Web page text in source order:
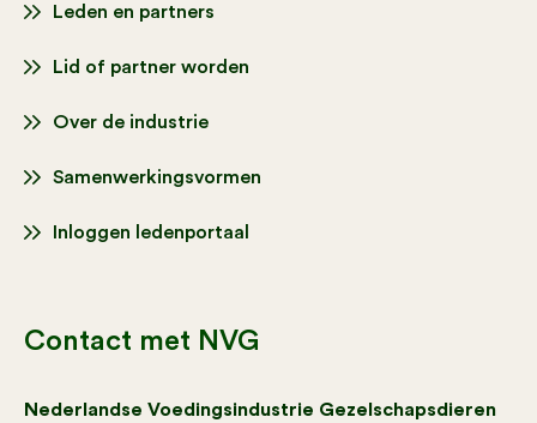
Leden en partners
Lid of partner worden
Over de industrie
Samenwerkingsvormen
Inloggen ledenportaal
Contact met NVG
Nederlandse Voedingsindustrie Gezelschapsdieren